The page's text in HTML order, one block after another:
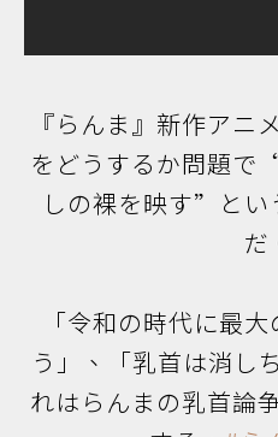
『らんま』新作アニ
をどうするか問題で
しの裸を映す”とい
だ
「令和の時代に最
う」、「乳首は消し
れはらんまの乳首論